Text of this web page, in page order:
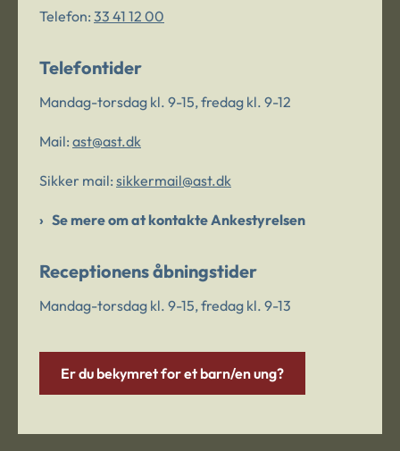
Telefon: 33 41 12 00
Telefontider
Mandag-torsdag kl. 9-15, fredag kl. 9-12
Mail: ast@ast.dk
Sikker mail: sikkermail@ast.dk
Se mere om at kontakte Ankestyrelsen
Receptionens åbningstider
Mandag-torsdag kl. 9-15, fredag kl. 9-13
Er du bekymret for et barn/en ung?